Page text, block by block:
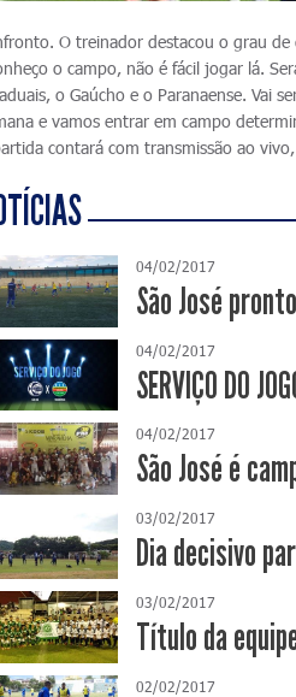
O treinador destacou o grau
o campo, não é fácil jogar lá.
o Gaúcho e o Paranaense. Vai
e vamos entrar em campo
contará com transmissão ao
04/02/2017
São José
04/02/2017
SERVIÇO DO
04/02/2017
São José é
03/02/2017
Dia decisivo
03/02/2017
Título da
02/02/2017